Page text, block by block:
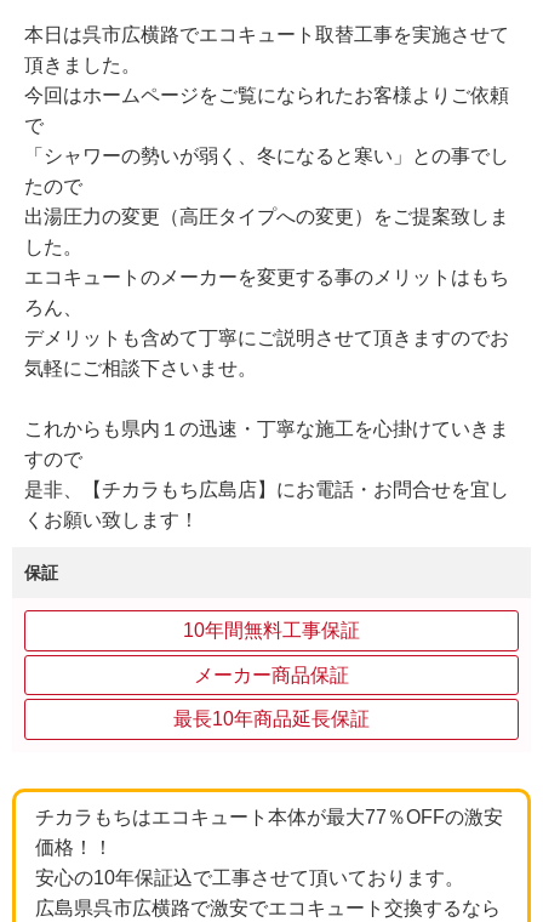
本日は呉市広横路でエコキュート取替工事を実施させて
頂きました。
今回はホームページをご覧になられたお客様よりご依頼
で
「シャワーの勢いが弱く、冬になると寒い」との事でし
たので
出湯圧力の変更（高圧タイプへの変更）をご提案致しま
した。
エコキュートのメーカーを変更する事のメリットはもち
ろん、
デメリットも含めて丁寧にご説明させて頂きますのでお
気軽にご相談下さいませ。
これからも県内１の迅速・丁寧な施工を心掛けていきま
すので
是非、【チカラもち広島店】にお電話・お問合せを宜し
くお願い致します！
保証
10年間無料工事保証
メーカー商品保証
最長10年商品延長保証
チカラもちはエコキュート本体が最大77％OFFの激安
価格！！
安心の10年保証込で工事させて頂いております。
広島県呉市広横路で激安でエコキュート交換するなら